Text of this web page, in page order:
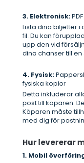
3. Elektronisk:PDF
Lista dina biljetter i
fil. Du kan
upp den vid
dina chanser till
4. Fysisk:
fysiska kopior
Detta inkluderar
post till köparen.
Köparen måste
med dig för
Hur levererar
1. Mobil